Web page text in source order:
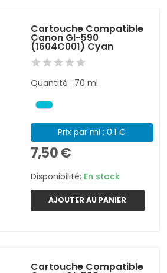
Cartouche Compatible
Canon GI-590
(1604C001) Cyan
Quantité : 70 ml
Prix par ml : 0.1 €
7,50 €
Disponibilité: En stock
AJOUTER AU PANIER
Cartouche Compatible